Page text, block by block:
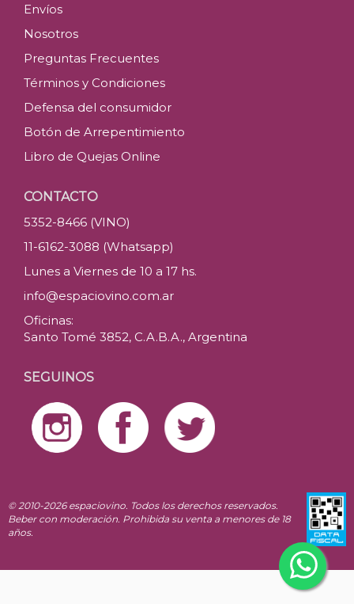
Envíos
Nosotros
Preguntas Frecuentes
Términos y Condiciones
Defensa del consumidor
Botón de Arrepentimiento
Libro de Quejas Online
CONTACTO
5352-8466 (VINO)
11-6162-3088 (Whatsapp)
Lunes a Viernes de 10 a 17 hs.
info@espaciovino.com.ar
Oficinas:
Santo Tomé 3852, C.A.B.A., Argentina
SEGUINOS
© 2010-2026 espaciovino. Todos los derechos reservados.
Beber con moderación. Prohibida su venta a menores de 18
años.